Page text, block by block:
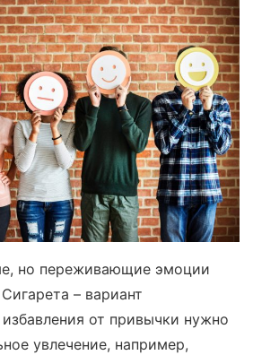
но переживающие эмоции
– вариант
от привычки нужно
увлечение, например,